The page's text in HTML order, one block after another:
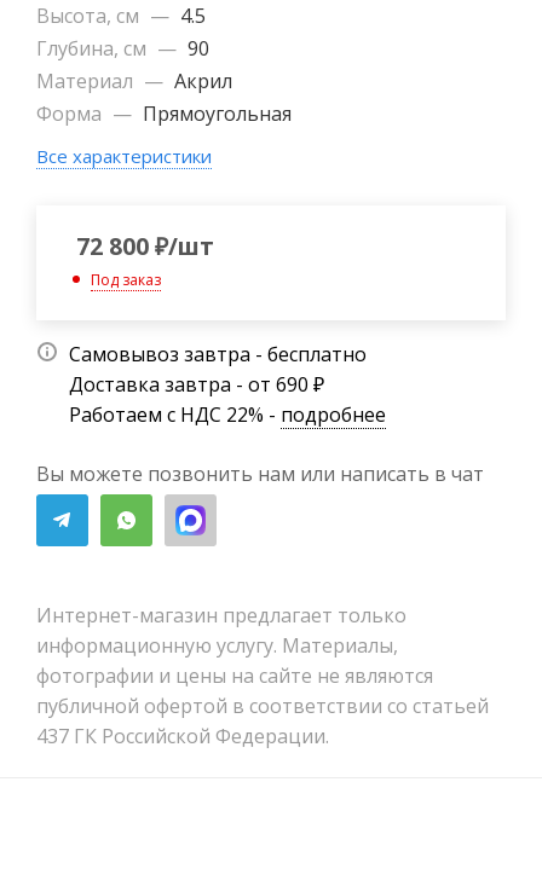
Высота, см — 4.5
Глубина, см — 90
Материал — Акрил
Форма — Прямоугольная
Все характеристики
72 800₽/шт
Под заказ
Самовывоз завтра - бесплатно
Доставка завтра - от 690 ₽
Работаем с НДС 22% - подробнее
Вы можете позвонить нам или написать в чат
Интернет-магазин предлагает только
информационную услугу. Материалы,
фотографии и цены на сайте не являются
публичной офертой в соответствии со статьей
437 ГК Российской Федерации.